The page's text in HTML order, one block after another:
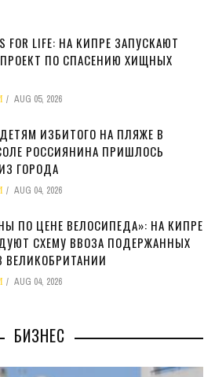
FOR LIFE: НА КИПРЕ ЗАПУСКАЮТ
ПО СПАСЕНИЮ ХИЩНЫХ
AUG 05, 2026
ИЗБИТОГО НА ПЛЯЖЕ В
РОССИЯНИНА ПРИШЛОСЬ
ГОРОДА
AUG 04, 2026
ПО ЦЕНЕ ВЕЛОСИПЕДА»: НА КИПРЕ
СХЕМУ ВВОЗА ПОДЕРЖАННЫХ
ВЕЛИКОБРИТАНИИ
AUG 04, 2026
БИЗНЕС